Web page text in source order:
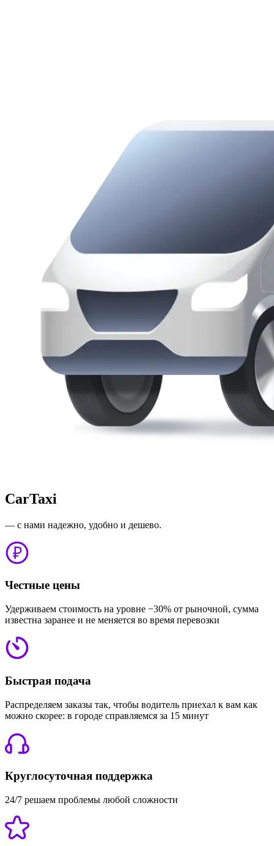
CarTaxi
— с нами надежно, удобно и дешево.
Честные цены
Удерживаем стоимость на уровне −30% от рыночной, сумма
известна заранее и не меняется во время перевозки
Быстрая подача
Распределяем заказы так, чтобы водитель приехал к вам как
можно скорее: в городе справляемся за 15 минут
Круглосуточная поддержка
24/7 решаем проблемы любой сложности